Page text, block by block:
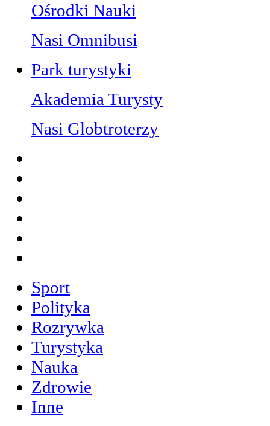
Ośrodki Nauki
Nasi Omnibusi
Park turystyki
Akademia Turysty
Nasi Globtroterzy
Sport
Polityka
Rozrywka
Turystyka
Nauka
Zdrowie
Inne